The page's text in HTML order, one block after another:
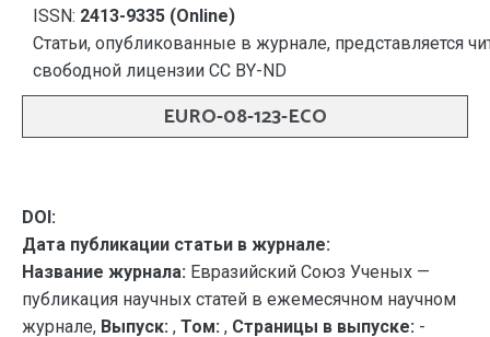
ISSN: 2413-9335 (Online)
Статьи, опубликованные в журнале, представляется
свободной лицензии CC BY-ND
EURO-08-123-ECO
DOI:
Дата публикации статьи в журнале:
Название журнала: Евразийский Союз Ученых —
публикация научных статей в ежемесячном научном
журнале, Выпуск: , Том: , Страницы в выпуске: -